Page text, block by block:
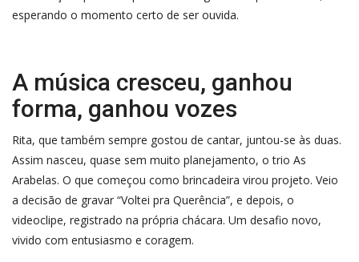
esperando o momento certo de ser ouvida.
A música cresceu, ganhou
forma, ganhou vozes
Rita, que também sempre gostou de cantar, juntou-se às duas.
Assim nasceu, quase sem muito planejamento, o trio As
Arabelas. O que começou como brincadeira virou projeto. Veio
a decisão de gravar “Voltei pra Querência”, e depois, o
videoclipe, registrado na própria chácara. Um desafio novo,
vivido com entusiasmo e coragem.